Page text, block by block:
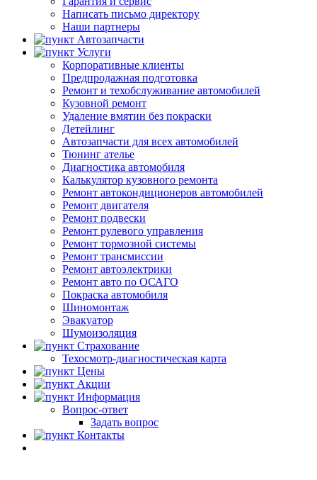
Написать письмо директору
Наши партнеры
Автозапчасти
Услуги
Корпоративные клиенты
Предпродажная подготовка
Ремонт и техобслуживание автомобилей
Кузовной ремонт
Удаление вмятин без покраски
Детейлинг
Автозапчасти для всех автомобилей
Тюнинг ателье
Диагностика автомобиля
Калькулятор кузовного ремонта
Ремонт автокондиционеров автомобилей
Ремонт двигателя
Ремонт подвески
Ремонт рулевого управления
Ремонт тормозной системы
Ремонт трансмиссии
Ремонт автоэлектрики
Ремонт авто по ОСАГО
Покраска автомобиля
Шиномонтаж
Эвакуатор
Шумоизоляция
Страхование
Техосмотр-диагностическая карта
Цены
Акции
Информация
Вопрос-ответ
Задать вопрос
Контакты